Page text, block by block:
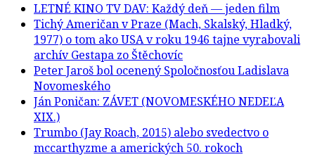
LETNÉ KINO TV DAV: Každý deň — jeden film
Tichý Američan v Praze (Mach, Skalský, Hladký,
1977) o tom ako USA v roku 1946 tajne vyrabovali
archív Gestapa zo Štěchovíc
Peter Jaroš bol ocenený Spoločnosťou Ladislava
Novomeského
Ján Poničan: ZÁVET (NOVOMESKÉHO NEDEĽA
XIX.)
Trumbo (Jay Roach, 2015) alebo svedectvo o
mccarthyzme a amerických 50. rokoch